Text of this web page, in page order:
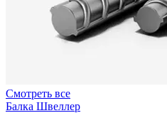
Смотреть все
Балка Швеллер